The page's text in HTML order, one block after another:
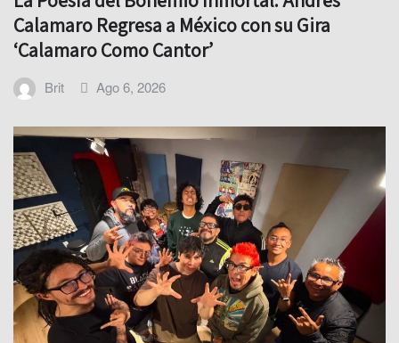
Calamaro Regresa a México con su Gira
‘Calamaro Como Cantor’
Brit Ago 6, 2026